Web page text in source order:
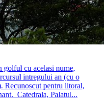
golful cu acelasi nume,
intregului an (cu o
Recunoscut pentru litoral,
Catedrala, Palatul...